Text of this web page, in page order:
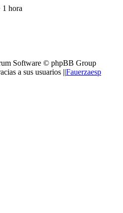
1 hora
Software © phpBB Group
a sus usuarios ||Fauerzaesp